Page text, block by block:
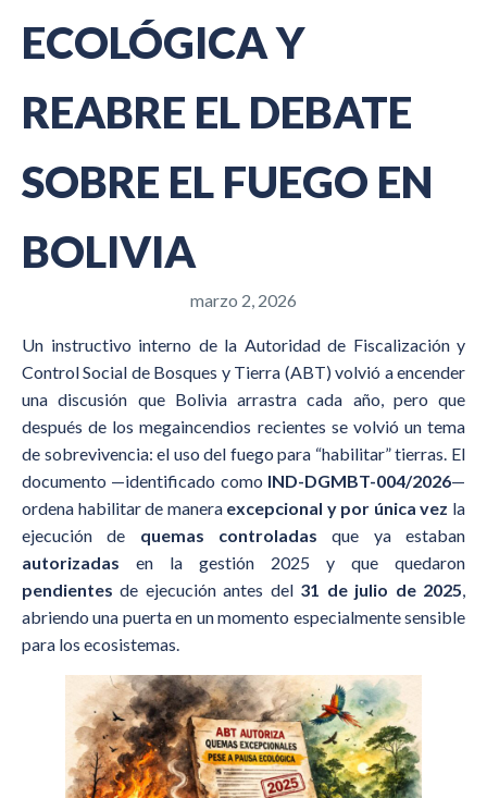
ECOLÓGICA Y
REABRE EL DEBATE
SOBRE EL FUEGO EN
BOLIVIA
marzo 2, 2026
Un instructivo interno de la Autoridad de Fiscalización y
Control Social de Bosques y Tierra (ABT) volvió a encender
una discusión que Bolivia arrastra cada año, pero que
después de los megaincendios recientes se volvió un tema
de sobrevivencia: el uso del fuego para “habilitar” tierras. El
documento —identificado como IND-DGMBT-004/2026—
ordena habilitar de manera excepcional y por única vez la
ejecución de quemas controladas que ya estaban
autorizadas en la gestión 2025 y que quedaron
pendientes de ejecución antes del 31 de julio de 2025,
abriendo una puerta en un momento especialmente sensible
para los ecosistemas.